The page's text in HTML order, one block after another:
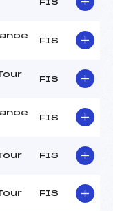
FIS
FIS
FIS
FIS
FIS
FIS